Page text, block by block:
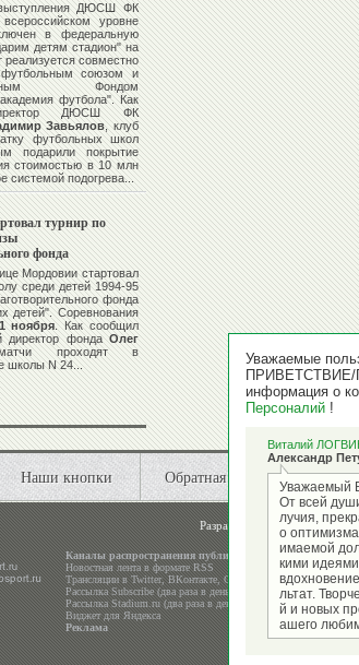
ДЮСШ ФК
уровне
в федеральную
детям стадион" на
реализуется совместно
союзом и
Фондом
футбола". Как
ДЮСШ ФК
Завьялов, клуб
футбольных школ
подарили покрытие
стоимостью в 10 млн
системой подогрева...
турнир по
фонда
Мордовии стартовал
среди детей 1994-95
фонда
детей". Соревнования
ноября. Как сообщил
директор фондаОлег
проходят в
школы N 24...
Наши кнопки Обратная связь
Разработка и поддержкаООО
Каналы распространения публикаций
Новостная лента в формате RSS
Трансляции вTwitter,ВКонтакте,Google+
Рассылка Subscribe (два раза в день)
Рассылка Stadium.ru (два раза в день)
Виджет для Яндекса
Реклама
Уважаемые
ПРИВЕТСТВИЕ/
информация о
Персоналий !
Виталий
Александр
Уважаемый
От всей
лучия,
о
имаемой
кими
льтат.
й и новых
ашего